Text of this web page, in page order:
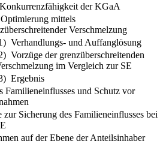
der KGaA
mittels
Verschmelzung
Verhandlungs- und Auffanglösung
Vorzüge der grenzüberschreitenden
im Vergleich zur SE
Ergebnis
Familieneinflusses und Schutz vor
Sicherung des Familieneinflusses bei
auf der Ebene der Anteilsinhaber